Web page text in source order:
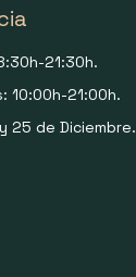
21:30h.
10:00h-21:00h.
25 de Diciembre.